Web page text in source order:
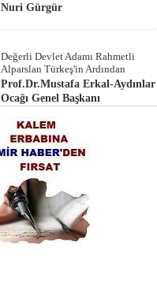
Nuri Gürgür
Değerli Devlet Adamı Rahmetli
Alparslan Türkeş'in Ardından
Prof.Dr.Mustafa Erkal-Aydınlar
Ocağı Genel Başkanı